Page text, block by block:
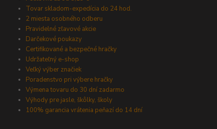
Tovar skladom-expedícia do 24 hod.
2 miesta osobného odberu
Pravidelné zľavové akcie
Darčekové poukazy
Certifikované a bezpečné hračky
Udržateľný e-shop
Veľký výber značiek
Poradenstvo pri výbere hračky
Výmena tovaru do 30 dní zadarmo
Výhody pre jasle, škôlky, školy
100% garancia vrátenia peňazí do 14 dní